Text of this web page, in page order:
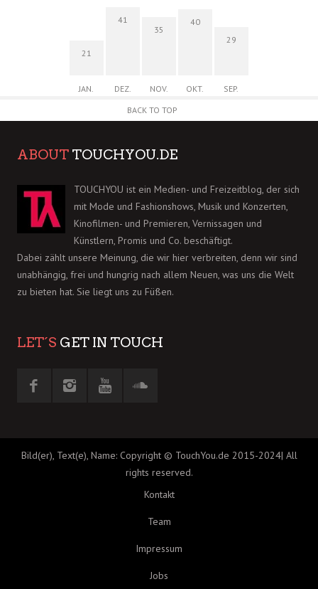
21
JAN.
41
DEZ.
35
NOV.
40
OKT.
29
SEP.
BACK TO TOP
ABOUT TOUCHYOU.DE
TOUCHYOU ist ein Medien- und Freizeitblog, der sich
mit Mode und Fashionshows, Musik und Konzerten,
Kinofilmen- und Premieren, Vernissagen und
Künstlern, Promis und Co. beschäftigt.
Dabei zählt unsere Meinung, die wir hier verbreiten, denn wir sind
unabhängig, frei und hungrig nach allem Neuen, was uns die Welt
zu bieten hat. Sie liegt uns zu Füßen.
LET´S GET IN TOUCH
Bild(er), Text(e), Name: Copyright © TouchYou.de 2015-2024| All
rights reserved.
Kontakt
Team
Impressum
Jobs